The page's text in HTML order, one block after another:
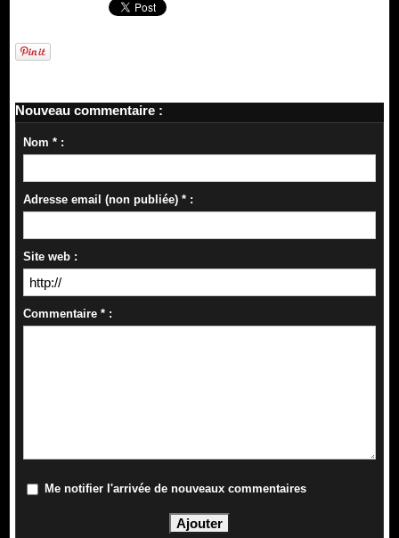
Nouveau commentaire :
Nom * :
Adresse email (non publiée) * :
Site web :
Commentaire * :
Me notifier l'arrivée de nouveaux commentaires